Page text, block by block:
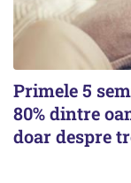
Primele 5
80% dintre
doar despre